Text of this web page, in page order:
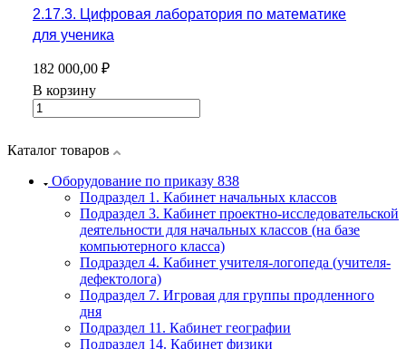
2.17.3. Цифровая лаборатория по математике
для ученика
182 000,00 ₽
В корзину
Каталог товаров
Оборудование по приказу 838
Подраздел 1. Кабинет начальных классов
Подраздел 3. Кабинет проектно-исследовательской
деятельности для начальных классов (на базе
компьютерного класса)
Подраздел 4. Кабинет учителя-логопеда (учителя-
дефектолога)
Подраздел 7. Игровая для группы продленного
дня
Подраздел 11. Кабинет географии
Подраздел 14. Кабинет физики